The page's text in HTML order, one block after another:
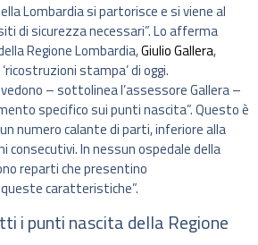
Lombardia si partorisce e si viene al
di sicurezza necessari”. Lo afferma
Regione Lombardia,Giulio Gallera,
stampa’ di oggi.
– sottolinea l’assessore Gallera –
specifico sui punti nascita”. Questo è
numero calante di parti, inferiore alla
consecutivi. In nessun ospedale della
reparti che presentino
caratteristiche”.
i punti nascita della Regione